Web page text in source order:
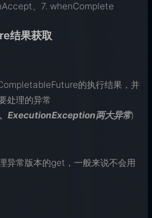
、7. whenComplete
结果获取
的执行结果，并
处理的异常
ExecutionException两大异常)
异常版本的get，一般来说不会用